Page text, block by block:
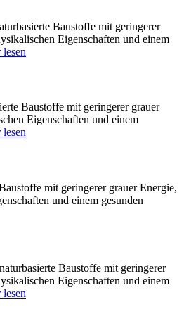
Baustoffe mit geringerer
Eigenschaften und einem
Baustoffe mit geringerer grauer
Eigenschaften und einem
mit geringerer grauer Energie,
und einem gesunden
Baustoffe mit geringerer
Eigenschaften und einem